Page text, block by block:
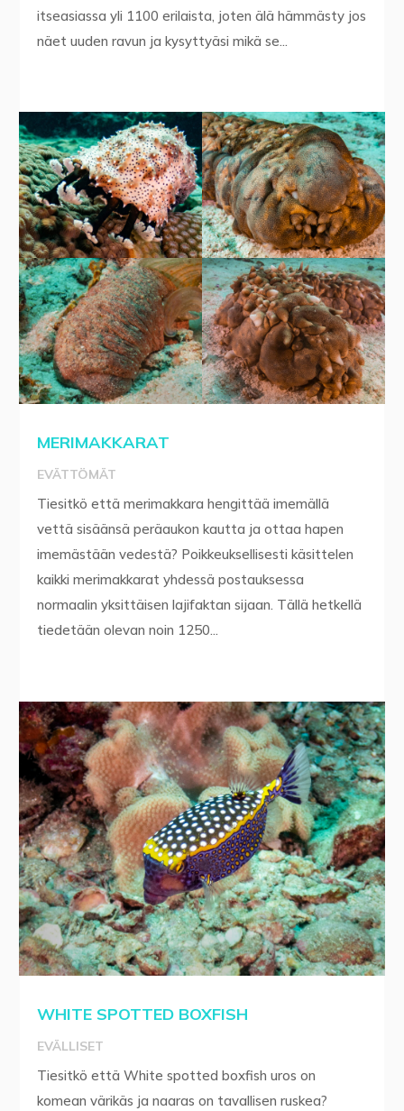
itseasiassa yli 1100 erilaista, joten älä hämmästy jos
näet uuden ravun ja kysyttyäsi mikä se...
MERIMAKKARAT
EVÄTTÖMÄT
Tiesitkö että merimakkara hengittää imemällä
vettä sisäänsä peräaukon kautta ja ottaa hapen
imemästään vedestä? Poikkeuksellisesti käsittelen
kaikki merimakkarat yhdessä postauksessa
normaalin yksittäisen lajifaktan sijaan. Tällä hetkellä
tiedetään olevan noin 1250...
WHITE SPOTTED BOXFISH
EVÄLLISET
Tiesitkö että White spotted boxfish uros on
komean värikäs ja naaras on tavallisen ruskea?